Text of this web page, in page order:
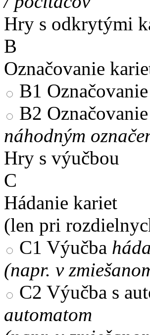
Hry s odkrytými
B
Označovanie
B1
B2
náhodným
Hry s výučbou
C
Hádanie kariet
(len pri
C1 Výučba
(napr. v
C2 Výučba s
automatom